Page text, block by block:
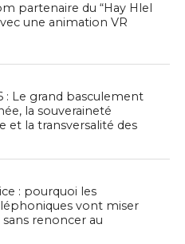
partenaire du “Hay Hlel
une animation VR
: Le grand basculement
la souveraineté
et la transversalité des
: pourquoi les
vont miser
renoncer au